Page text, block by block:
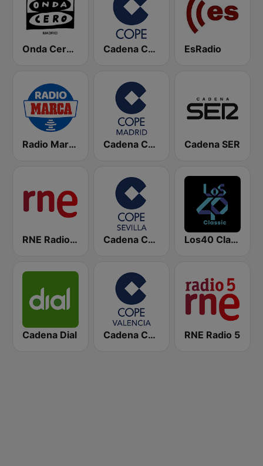
Onda Cero Madrid Cadena COPE EsRadio
Radio Marca Nacional Cadena COPE Madrid Cadena SER
RNE Radio Nacional Cadena COPE Sevilla Los40 Classic
Cadena Dial Cadena COPE Valencia RNE Radio 5